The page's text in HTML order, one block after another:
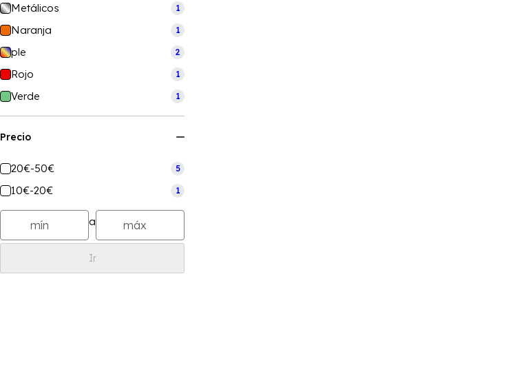
Metálicos 1
Naranja 1
ple 2
Rojo 1
Verde 1
Precio
20€-50€ 5
10€-20€ 1
a
Ir